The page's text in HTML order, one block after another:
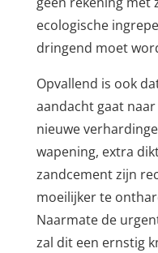
ecologische
dringend moet
Opvallend is ook
aandacht gaat
nieuwe
wapening, extra
zandcement zijn
moeilijker te
Naarmate de
zal dit een ernstig